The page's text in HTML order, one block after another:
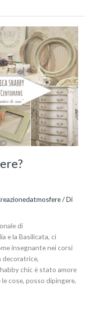
/ Di
di
e la Basilicata, ci
insegnante nei corsi
decoratrice,
chic è stato amore
cose, posso dipingere,